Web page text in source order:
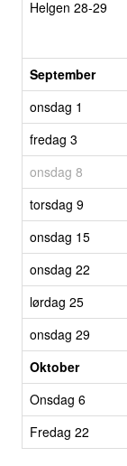
Helgen 28-29
September
onsdag 1
fredag 3
onsdag 8
torsdag 9
onsdag 15
onsdag 22
lørdag 25
onsdag 29
Oktober
Onsdag 6
Fredag 22